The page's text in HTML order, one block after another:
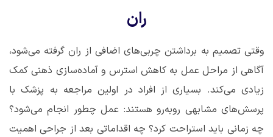
ران
وقتی تصمیم به برداشتن چربی‌های اضافی از ران گرفته می‌شود،
آگاهی از مراحل عمل به کاهش استرس و آماده‌سازی ذهنی کمک
زیادی می‌کند. بسیاری از افراد در اولین مراجعه به پزشک با
پرسش‌های مشابهی روبه‌رو هستند: عمل چطور انجام می‌شود؟
چه زمانی باید استراحت کرد؟ چه اقداماتی بعد از جراحی اهمیت